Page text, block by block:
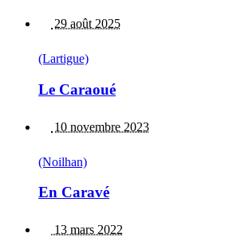
29 août 2025
(Lartigue)
Le Caraoué
10 novembre 2023
(Noilhan)
En Caravé
13 mars 2022